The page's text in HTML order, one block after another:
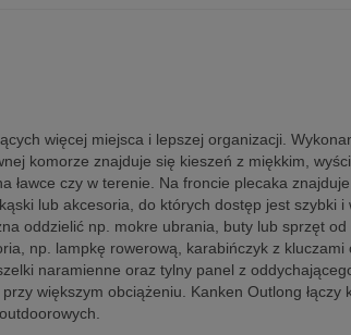
więcej miejsca i lepszej organizacji.
komorze znajduje się kieszeń z miękkim,
czy w terenie. Na froncie plecaka
lub akcesoria, do których dostęp jest szybki i
oddzielić np. mokre ubrania, buty lub sprzęt
np. lampkę rowerową, karabińczyk z kluczami
naramienne oraz tylny panel z
większym obciążeniu. Kanken Outlong łączy